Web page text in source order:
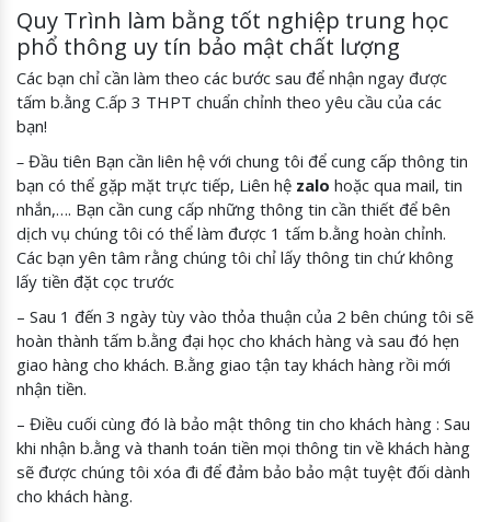
Quy Trình làm bằng tốt nghiệp trung học
phổ thông uy tín bảo mật chất lượng
Các bạn chỉ cần làm theo các bước sau để nhận ngay được
tấm b.ằng C.ấp 3 THPT chuẩn chỉnh theo yêu cầu của các
bạn!
– Đầu tiên Bạn cần liên hệ với chung tôi để cung cấp thông tin
bạn có thể gặp mặt trực tiếp, Liên hệ zalo hoặc qua mail, tin
nhắn,…. Bạn cần cung cấp những thông tin cần thiết để bên
dịch vụ chúng tôi có thể làm được 1 tấm b.ằng hoàn chỉnh.
Các bạn yên tâm rằng chúng tôi chỉ lấy thông tin chứ không
lấy tiền đặt cọc trước
– Sau 1 đến 3 ngày tùy vào thỏa thuận của 2 bên chúng tôi sẽ
hoàn thành tấm b.ằng đại học cho khách hàng và sau đó hẹn
giao hàng cho khách. B.ằng giao tận tay khách hàng rồi mới
nhận tiền.
– Điều cuối cùng đó là bảo mật thông tin cho khách hàng : Sau
khi nhận b.ằng và thanh toán tiền mọi thông tin về khách hàng
sẽ được chúng tôi xóa đi để đảm bảo bảo mật tuyệt đối dành
cho khách hàng.